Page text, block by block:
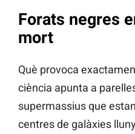
Forats negres
mort
Què provoca
ciència apunta a
supermassius que estan
centres de galàxies